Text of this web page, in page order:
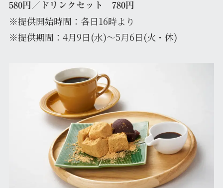
580円／ドリンクセット 780円
※提供開始時間：各日16時より
※提供期間：4月9日(水)～5月6日(火・休)